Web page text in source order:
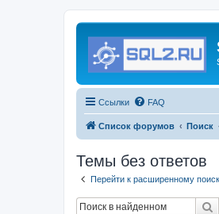
Ссылки FAQ
Список форумов Поиск
Темы без ответов
Перейти к расширенному